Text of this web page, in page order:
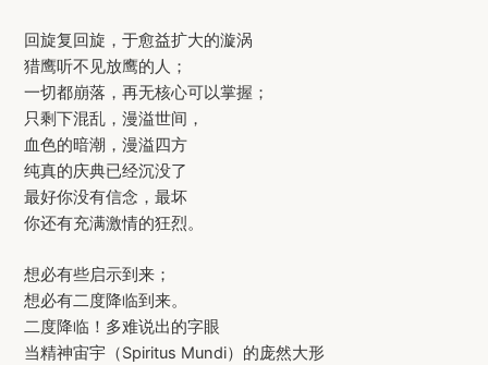
回旋复回旋，于愈益扩大的漩涡
猎鹰听不见放鹰的人；
一切都崩落，再无核心可以掌握；
只剩下混乱，漫溢世间，
血色的暗潮，漫溢四方
纯真的庆典已经沉没了
最好你没有信念，最坏
你还有充满激情的狂烈。
想必有些启示到来；
想必有二度降临到来。
二度降临！多难说出的字眼
当精神宙宇（Spiritus Mundi）的庞然大形